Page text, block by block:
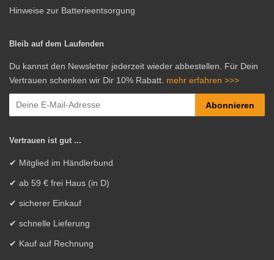
Hinweise zur Batterieentsorgung
Bleib auf dem Laufenden
Du kannst den Newsletter jederzeit wieder abbestellen. Für Dein
Vertrauen schenken wir Dir 10% Rabatt. mehr erfahren >>>
Abonnieren
Vertrauen ist gut ...
✔ Mitglied im Händlerbund
✔ ab 59 € frei Haus (in D)
✔ sicherer Einkauf
✔ schnelle Lieferung
✔ Kauf auf Rechnung